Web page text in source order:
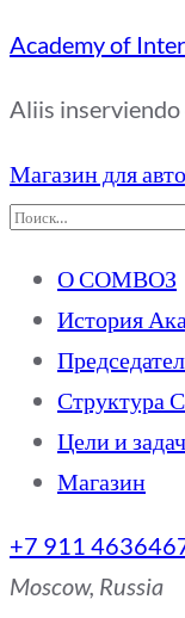
Academy of
Aliis
Магазин для
Найти:
О СОМВОЗ
История
Цели и
Магазин
+7 911
Moscow, Russia